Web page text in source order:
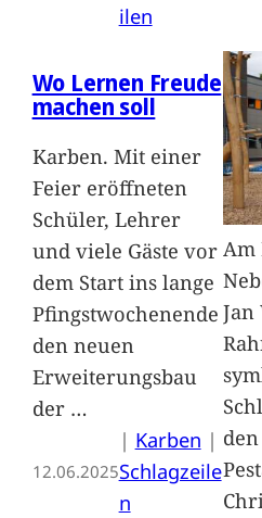
ilen
Wo Lernen Freude
machen soll
Karben. Mit einer
Feier eröffneten
Schüler, Lehrer
und viele Gäste vor
dem Start ins lange
Pfingstwochenende
den neuen
Erweiterungsbau
der …
12.06.2025
| Karben
Schlagzeile
n
Am